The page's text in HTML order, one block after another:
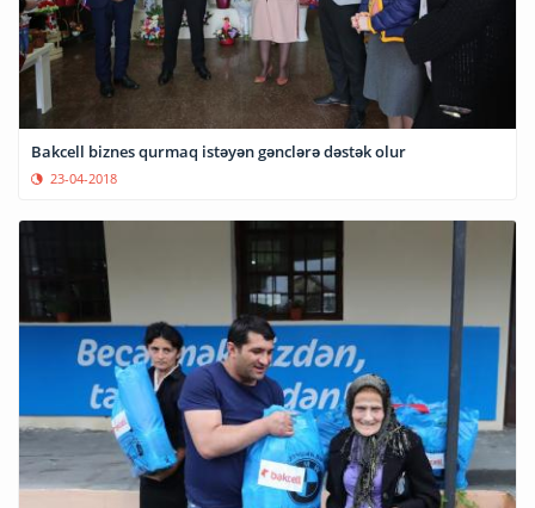
Bakcell biznes qurmaq istəyən gənclərə dəstək olur
23-04-2018